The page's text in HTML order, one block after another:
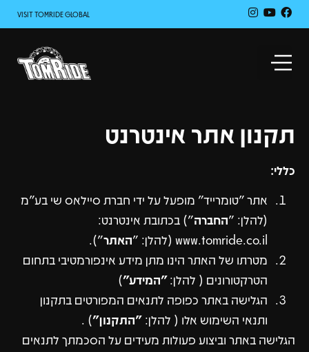
VISIT TOMRIDE GLOBAL
תקנון אתר אינטרנט
כללי:
אתר ״טומרייד״ מופעל על ידי חברת סיילאס שי בע"מ
(להלן: "החברה") בכתובת אינטרנט:
www.tomride.co.il (להלן: "
האתר").
מטרתו של האתר הינו מתן מידע אינפורמטיבי בתחום
הטרקטורונים ( להלן:"המידע")
הגלישה באתר כפופה לתנאים המפורטים בתקנון
ותנאי השימוש אלו ( להלן: "התקנון") .
הגלישה באתר וביצוע פעולות מעידים על הסכמתך לתנאים